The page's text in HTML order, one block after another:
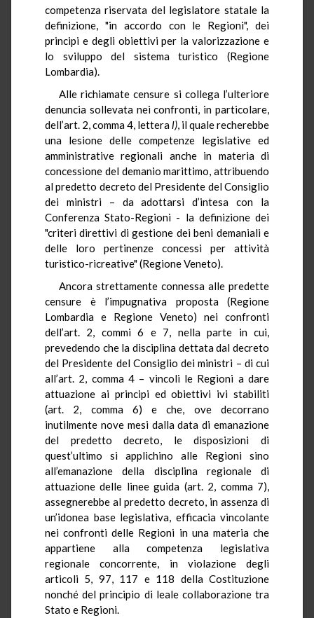
competenza riservata del legislatore statale la
definizione, "in accordo con le Regioni", dei
principi e degli obiettivi per la valorizzazione e
lo sviluppo del sistema turistico (Regione
Lombardia).
Alle richiamate censure si collega l’ulteriore
denuncia sollevata nei confronti, in particolare,
dell’art. 2, comma 4, letteral), il quale recherebbe
una lesione delle competenze legislative ed
amministrative regionali anche in materia di
concessione del demanio marittimo, attribuendo
al predetto decreto del Presidente del Consiglio
dei ministri – da adottarsi d’intesa con la
Conferenza Stato-Regioni - la definizione dei
"criteri direttivi di gestione dei beni demaniali e
delle loro pertinenze concessi per attività
turistico-ricreative" (Regione Veneto).
Ancora strettamente connessa alle predette
censure è l’impugnativa proposta (Regione
Lombardia e Regione Veneto) nei confronti
dell’art. 2, commi 6 e 7, nella parte in cui,
prevedendo che la disciplina dettata dal decreto
del Presidente del Consiglio dei ministri – di cui
all’art. 2, comma 4 – vincoli le Regioni a dare
attuazione ai principi ed obiettivi ivi stabiliti
(art. 2, comma 6) e che, ove decorrano
inutilmente nove mesi dalla data di emanazione
del predetto decreto, le disposizioni di
quest’ultimo si applichino alle Regioni sino
all’emanazione della disciplina regionale di
attuazione delle linee guida (art. 2, comma 7),
assegnerebbe al predetto decreto, in assenza di
un’idonea base legislativa, efficacia vincolante
nei confronti delle Regioni in una materia che
appartiene alla competenza legislativa
regionale concorrente, in violazione degli
articoli 5, 97, 117 e 118 della Costituzione
nonché del principio di leale collaborazione tra
Stato e Regioni.